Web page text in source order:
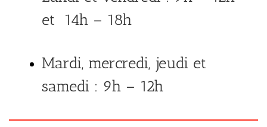
et 14h – 18h
Mardi, mercredi, jeudi et
samedi : 9h – 12h